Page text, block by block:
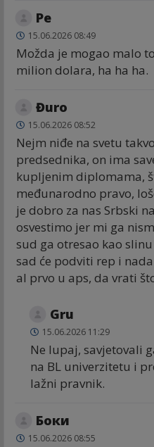
Ре
15.06.2026 08:49
Možda je mogao malo
milion dolara, ha ha ha.
Đuro
15.06.2026 08:52
Nejm niđe na svetu
predsednika, on ima
kupljenim diplomama,
međunarodno pravo,
je dobro za nas Srbski
osvestimo jer mi ga
sud ga otresao kao
sad će podviti rep i
al prvo u aps, da vrati
Gru
15.06.2026 11:29
Ne lupaj, savjetovali
na BL univerzitetu i
lažni pravnik.
Боки
15.06.2026 08:55